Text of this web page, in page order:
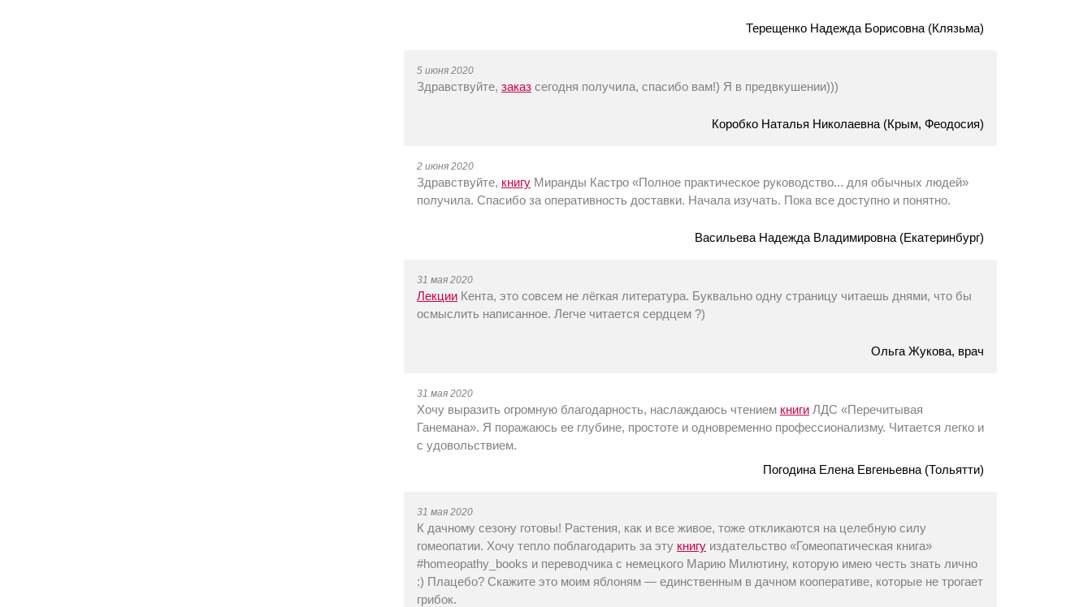
Терещенко Надежда Борисовна (Клязьма)
5 июня 2020
Здравствуйте, заказ сегодня получила, спасибо вам!) Я в предвкушении)))
Коробко Наталья Николаевна (Крым, Феодосия)
2 июня 2020
Здравствуйте, книгу Миранды Кастро «Полное практическое руководство... для обычных людей»
получила. Спасибо за оперативность доставки. Начала изучать. Пока все доступно и понятно.
Васильева Надежда Владимировна (Екатеринбург)
31 мая 2020
Лекции Кента, это совсем не лёгкая литература. Буквально одну страницу читаешь днями, что бы
осмыслить написанное. Легче читается сердцем ?)
Ольга Жукова, врач
31 мая 2020
Хочу выразить огромную благодарность, наслаждаюсь чтением книги ЛДС «Перечитывая
Ганемана». Я поражаюсь ее глубине, простоте и одновременно профессионализму. Читается легко и
с удовольствием.
Погодина Елена Евгеньевна (Тольятти)
31 мая 2020
К дачному сезону готовы! Растения, как и все живое, тоже откликаются на целебную силу
гомеопатии. Хочу тепло поблагодарить за эту книгу издательство «Гомеопатическая книга»
#homeopathy_books и переводчика с немецкого Марию Милютину, которую имею честь знать лично
:) Плацебо? Скажите это моим яблоням — единственным в дачном кооперативе, которые не трогает
грибок.